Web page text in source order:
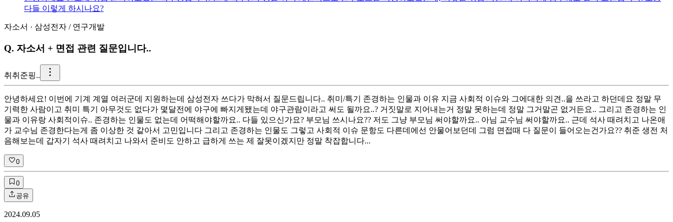
다들 이렇게 하시나요?
자소서 · 삼성전자 / 연구개발
Q. 자소서 + 면접 관련 질문입니다..
취 취준핑..
안녕하세요! 이번에 기계 계열 여러군데 지원하는데 삼성전자 쓰다가 막혀서 질문드립니다.. 취미/특기 존경하는 인물과 이유 지금 사회적 이슈와 그에대한 의견..을 쓰라고 하던데요 정말 무
기력한 사람이고 취미 특기 아무것도 없다가 몇달전에 야구에 빠지게됐는데 야구관람이라고 써도 될까요..? 거짓말로 지어내는거 정말 못하는데 정말 그거말곤 없거든요.. 그리고 존경하는 인
물과 이유랑 사회적이슈.. 존경하는 인물도 없는데 어떡해야할까요.. 다들 있으신가요? 부모님 쓰시나요?? 저도 그냥 부모님 써야할까요.. 아님 교수님 써야할까요.. 근데 석사 때려치고 나온애
가 교수님 존경한다는게 좀 이상한 것 같아서 고민입니다 그리고 존경하는 인물도 그렇고 사회적 이슈 문항도 다른데에선 안물어보던데 그럼 면접때 다 질문이 들어오는건가요?? 취준 생전 처
음해보는데 갑자기 석사 때려치고 나와서 준비도 안하고 급하게 쓰는 제 잘못이겠지만 정말 착잡합니다...
0
0
공유
2024.09.05